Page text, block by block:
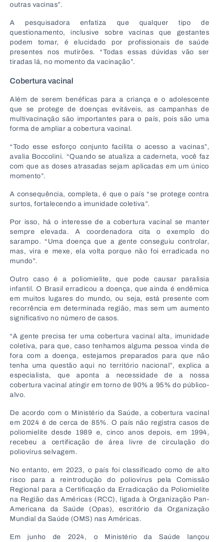
outras vacinas”.
A pesquisadora enfatiza que qualquer tipo de
questionamento, inclusive sobre vacinas que gestantes
podem tomar, é elucidado por profissionais de saúde
presentes nos mutirões. “Todas essas dúvidas vão ser
tiradas lá, no momento da vacinação”.
Cobertura vacinal
Além de serem benéficas para a criança e o adolescente
que se protege de doenças evitáveis, as campanhas de
multivacinação são importantes para o país, pois são uma
forma de ampliar a cobertura vacinal.
“Todo esse esforço conjunto facilita o acesso a vacinas”,
avalia Boccolini. “Quando se atualiza a caderneta, você faz
com que as doses atrasadas sejam aplicadas em um único
momento”.
A consequência, completa, é que o país “se protege contra
surtos, fortalecendo a imunidade coletiva”.
Por isso, há o interesse de a cobertura vacinal se manter
sempre elevada. A coordenadora cita o exemplo do
sarampo. “Uma doença que a gente conseguiu controlar,
mas, vira e mexe, ela volta porque não foi erradicada no
mundo”.
Outro caso é a poliomielite, que pode causar paralisia
infantil. O Brasil erradicou a doença, que ainda é endêmica
em muitos lugares do mundo, ou seja, está presente com
recorrência em determinada região, mas sem um aumento
significativo no número de casos.
“A gente precisa ter uma cobertura vacinal alta, imunidade
coletiva, para que, caso tenhamos alguma pessoa vinda de
fora com a doença, estejamos preparados para que não
tenha uma questão aqui no território nacional”, explica a
especialista, que aponta a necessidade de a nossa
cobertura vacinal atingir em torno de 90% a 95% do público-
alvo.
De acordo com o Ministério da Saúde, a cobertura vacinal
em 2024 é de cerca de 85%. O país não registra casos de
poliomielite desde 1989 e, cinco anos depois, em 1994,
recebeu a certificação de área livre de circulação do
poliovírus selvagem.
No entanto, em 2023, o país foi classificado como de alto
risco para a reintrodução do poliovírus pela Comissão
Regional para a Certificação da Erradicação da Poliomielite
na Região das Américas (RCC), ligada à Organização Pan-
Americana da Saúde (Opas), escritório da Organização
Mundial da Saúde (OMS) nas Américas.
Em junho de 2024, o Ministério da Saúde lançou